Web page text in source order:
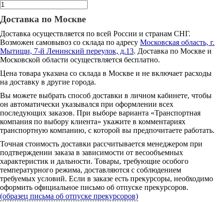
Доставка по Москве
Доставка осуществляется по всей России и странам СНГ.
Возможен самовывоз со склада по адресу Московская область, г.
Мытищи, 7-й Ленинский переулок, д.13. Доставка по Москве и
Московской области осуществляется бесплатно.
Цена товара указана со склада в Москве и не включает расходы
на доставку в другие города.
Вы можете выбрать способ доставки в личном кабинете, чтобы
он автоматически указывался при оформлении всех
последующих заказов. При выборе варианта «Транспортная
компания по выбору клиента» укажите в комментариях
транспортную компанию, с которой вы предпочитаете работать.
Точная стоимость доставки рассчитывается менеджером при
подтверждении заказа в зависимости от весообъемных
характеристик и дальности. Товары, требующие особого
температурного режима, доставляются с соблюдением
требуемых условий. Если в заказе есть прекурсоры, необходимо
оформить официальное письмо об отпуске прекурсоров.
(образец письма об отпуске прекурсоров)